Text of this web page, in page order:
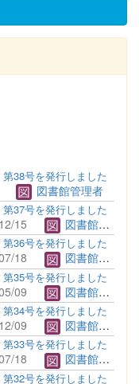
38号を発行しました
図書館管理者
37号を発行しました
15 図書館管理者
36号を発行しました
18 図書館管理者
35号を発行しました
09 図書館管理者
34号を発行しました
09 図書館管理者
33号を発行しました
18 図書館管理者
32号を発行しました